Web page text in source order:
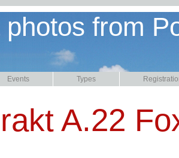
from
Events Types
A.22